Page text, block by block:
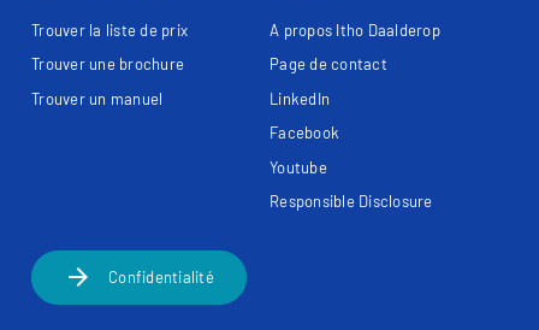
Trouver la liste de prix
Trouver une brochure
Trouver un manuel
A propos Itho Daalderop
Page de contact​
LinkedIn
Facebook
Youtube
Responsible Disclosure
arrow_forward Confidentialité